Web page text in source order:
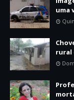
uma
rural